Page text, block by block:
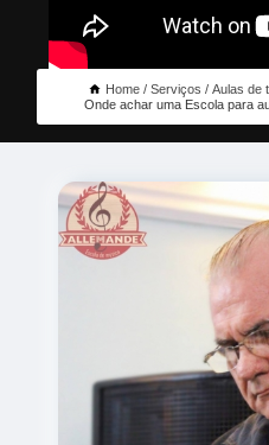
Home Serviços Aulas de
Onde achar uma Escola para